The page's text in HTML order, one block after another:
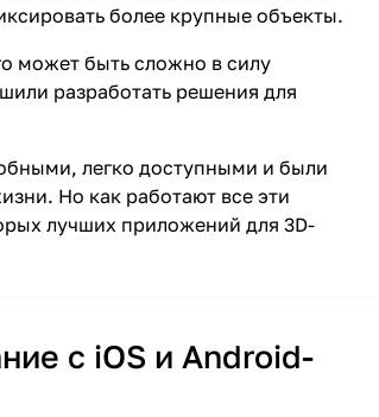
более крупные объекты.
может быть сложно в силу
разработать решения для
легко доступными и были
Но как работают все эти
лучших приложений для 3D-
с iOS и Android-